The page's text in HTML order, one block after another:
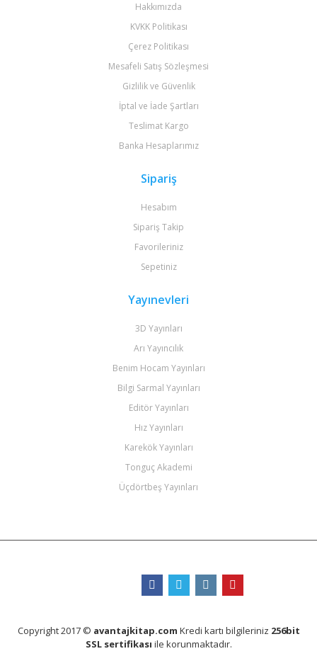
Hakkımızda
KVKK Politikası
Çerez Politikası
Mesafeli Satış Sözleşmesi
Gizlilik ve Güvenlik
İptal ve İade Şartları
Teslimat Kargo
Banka Hesaplarımız
Sipariş
Hesabım
Sipariş Takip
Favorileriniz
Sepetiniz
Yayınevleri
3D Yayınları
Arı Yayıncılık
Benim Hocam Yayınları
Bilgi Sarmal Yayınları
Editör Yayınları
Hız Yayınları
Karekök Yayınları
Tonguç Akademi
Üçdörtbeş Yayınları
Copyright 2017 © avantajkitap.com Kredi kartı bilgileriniz 256bit
SSL sertifikası ile korunmaktadır.